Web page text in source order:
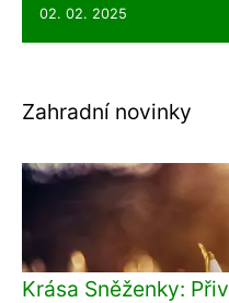
02. 02. 2025
Zahradní novinky
Krása Sněženky: